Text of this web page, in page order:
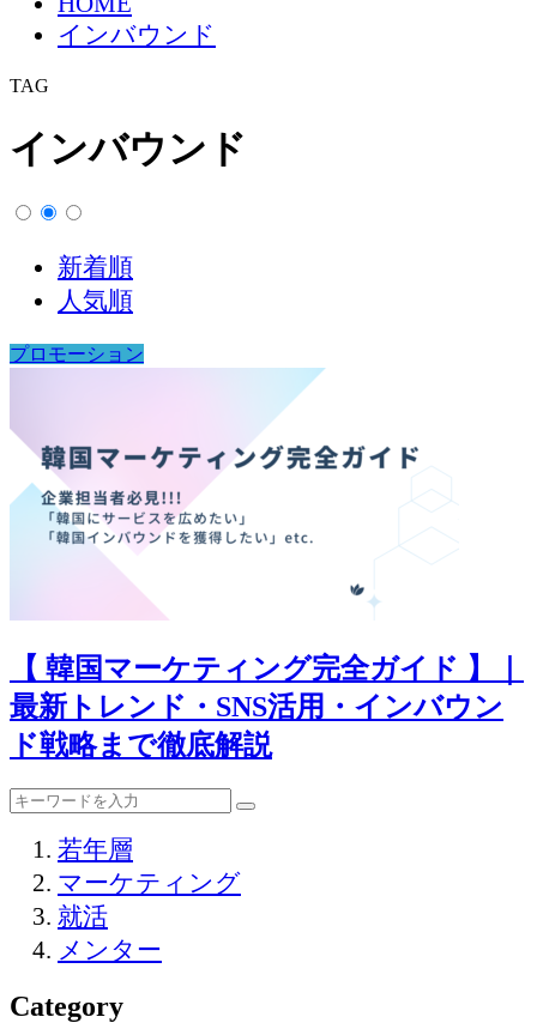
インバウンド
TAG
インバウンド
新着順
人気順
プロモーション
【 韓国マーケティング完全ガイド 】｜
最新トレンド・SNS活用・インバウン
ド戦略まで徹底解説
若年層
マーケティング
就活
メンター
Category